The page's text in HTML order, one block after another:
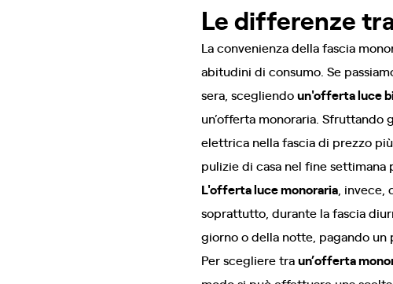
Le differenze
La convenienza della fascia
abitudini di consumo. Se
sera, scegliendoun'offerta luce
un’offerta monoraria. Sfruttando
elettrica nella fascia di prezzo
pulizie di casa nel fine settimana
L'offerta luce monoraria ,
soprattutto, durante la fascia
giorno o della notte, pagando un
Per scegliere traun’offerta